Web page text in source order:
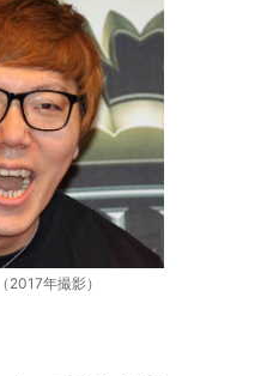
2017年撮影）